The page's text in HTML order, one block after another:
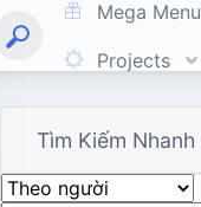
Mega Menu
Projects
Tìm Kiếm Nhanh